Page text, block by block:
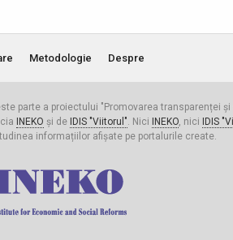
Metodologie Despre
parte a proiectului "Promovarea transparenței
INEKO și de IDIS "Viitorul". Nici INEKO, nici IDIS
informațiilor afișate pe portalurile create.